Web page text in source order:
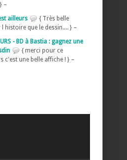
–
ailleurs
{ Très belle
histoire que le dessin.... } –
- BD à Bastia : gagnez une
{ merci pour ce
c'est une belle affiche ! } –